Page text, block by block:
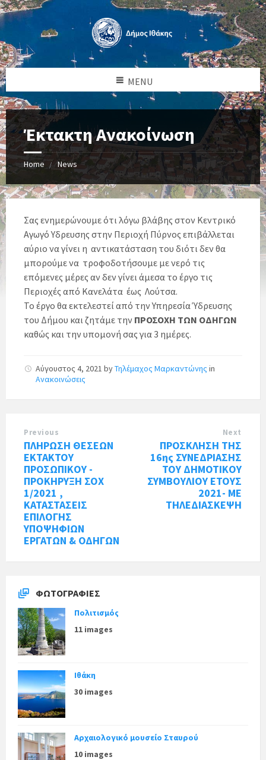
MENU
Έκτακτη Ανακοίνωση
Home News
Σας ενημερώνουμε ότι λόγω βλάβης στον Κεντρικό
Αγωγό Υδρευσης στην Περιοχή Πύρνος επιβάλλεται
αύριο να γίνει η αντικατάσταση του διότι δεν θα
μπορούμε να τροφοδοτήσουμε με νερό τις
επόμενες μέρες αν δεν γίνει άμεσα το έργο τις
Περιοχές από Κανελάτα έως Λούτσα.
Το έργο θα εκτελεστεί από την Υπηρεσία Ύδρευσης
του Δήμου και ζητάμε την ΠΡΟΣΟΧΗ ΤΩΝ ΟΔΗΓΩΝ
καθώς και την υπομονή σας για 3 ημέρες.
Αύγουστος 4, 2021 byΤηλέμαχος Μαρκαντώνης in
Ανακοινώσεις
Previous
ΠΛΗΡΩΣΗ ΘΕΣΕΩΝ
ΕΚΤΑΚΤΟΥ
ΠΡΟΣΩΠΙΚΟΥ -
ΠΡΟΚΗΡΥΞΗ ΣΟΧ
1/2021 ,
ΚΑΤΑΣΤΑΣΕΙΣ
ΕΠΙΛΟΓΗΣ
ΥΠΟΨΗΦΙΩΝ
ΕΡΓΑΤΩΝ & ΟΔΗΓΩΝ
Next
ΠΡΟΣΚΛΗΣΗ ΤΗΣ
16ης ΣΥΝΕΔΡΙΑΣΗΣ
ΤΟΥ ΔΗΜΟΤΙΚΟΥ
ΣΥΜΒΟΥΛΙΟΥ ΕΤΟΥΣ
2021- ΜΕ
ΤΗΛΕΔΙΑΣΚΕΨΗ
ΦΩΤΟΓΡΑΦΊΕΣ
Πολιτισμός
11 images
Ιθάκη
30 images
Αρχαιολογικό μουσείο Σταυρού
10 images